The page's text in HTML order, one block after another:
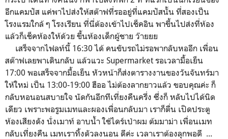
อีกแคมปัส แค่พาไปส่งให้สต๊าฟที่รออยู่ที่แคมปัสนั้น ที่สองเป็น
โรงแรมใกล้ ๆ โรงเรียน ที่นี่ต้องเข้าไปเช็คอิน พาขึ้นไปส่งที่ห้อง
แล้วก็เช็คห้องให้ด้วย ขึ้นห้องเด็กผู้ชาย ว๊ายยย
เสร็จจากไฟลท์นี้ 16:30 ได้ คนขับรถไม่รอพากลับหออีก เพื่อน
สต๊าฟเลยพาเดินกลับ แล้วแวะ Supermarket รอเวลามื้อเย็น
17:00 พอเสร็จจากมื้อเย็น หัวหน้าก็ส่งตารางงานของวันจันทร์มา
ให้ใหม่ เป็น 13:00-19:00 ฮืออ ไม่ต้องลากยาวแล้ว ขอบคุณค่ะ ก็
กลับหอนอนสบายใจ นัดกันอีกทีเที่ยงคืนครึ่ง ซึ่งก็ หลับไปได้นิด
เดียว เพราะพอรูมเมทและผองเพื่อนกลับมา เราก็ตื่น เปิดประตู
ห้องเสียงดัง นั่งเมาท์ อาบน้ำ ใช้ไดร์เป่าผม ต้มมาม่า เพื่อนเมท
กลับเที่ยงคืน เมทเราทิ้งตัวลงนอน ดีค่ะ เวลาเราต้องลุกพอดี ...